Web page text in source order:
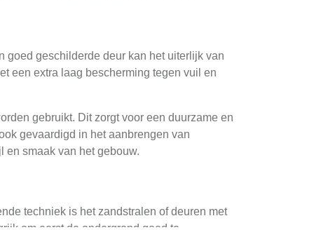
goed geschilderde deur kan het uiterlijk van
een extra laag bescherming tegen vuil en
gebruikt. Dit zorgt voor een duurzame en
gevaardigd in het aanbrengen van
smaak van het gebouw.
techniek is het zandstralen of deuren met